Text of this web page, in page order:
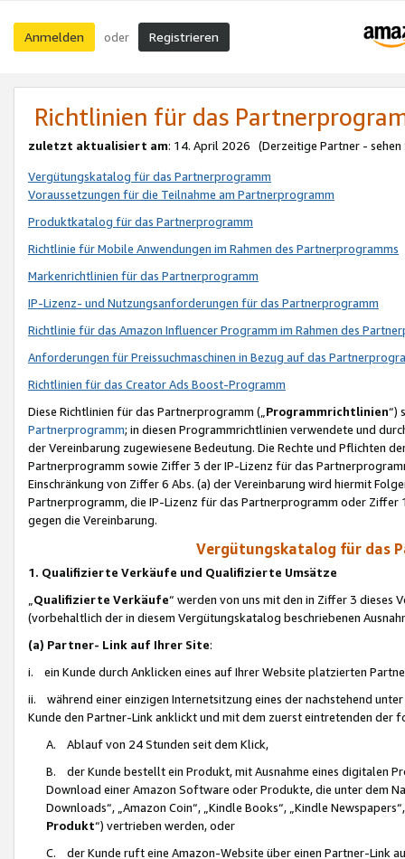
Anmelden oder Registrieren
Richtlinien für das
zuletzt aktualisiert am: 14. April 2026 (Derzeitige Partner - sehen
Vergütungskatalog für das Partnerprogramm
Voraussetzungen für die Teilnahme am Partnerprogramm
Produktkatalog für das Partnerprogramm
Richtlinie für Mobile Anwendungen im Rahmen des Partnerprogramms
Markenrichtlinien für das Partnerprogramm
IP-Lizenz- und Nutzungsanforderungen für das Partnerprogramm
Richtlinie für das Amazon Influencer Programm im Rahmen des
Anforderungen für Preissuchmaschinen in Bezug auf das
Richtlinien für das Creator Ads Boost-Programm
Diese Richtlinien für das Partnerprogramm („Programmrichtlinien“)
Partnerprogramm; in diesen Programmrichtlinien verwendete und
der Vereinbarung zugewiesene Bedeutung. Die Rechte und Pflichten
Partnerprogramm sowie Ziffer 3 der IP-Lizenz für das
Einschränkung von Ziffer 6 Abs. (a) der Vereinbarung wird hiermit
Partnerprogramm, die IP-Lizenz für das Partnerprogramm oder
gegen die Vereinbarung.
Vergütungskatalog für das
1. Qualifizierte Verkäufe und Qualifizierte Umsätze
Qualifizierte Verkäufe“ werden von uns mit den in Ziffer 3
(vorbehaltlich der in diesem Vergütungskatalog beschriebenen
(a) Partner- Link auf Ihrer Site:
i. ein Kunde durch Anklicken eines auf Ihrer Website platzierten
ii. während einer einzigen Internetsitzung eines der nachstehend
Kunde den Partner-Link anklickt und mit dem zuerst eintretenden der
A. Ablauf von 24 Stunden seit dem Klick,
B. der Kunde bestellt ein Produkt, mit Ausnahme eines digitalen
Download einer Amazon Software oder Produkte, die unter dem
Downloads“, „Amazon Coin“, „Kindle Books“, „Kindle
Produkt“) vertrieben werden, oder
C. der Kunde ruft eine Amazon-Website über einen Partner-Link